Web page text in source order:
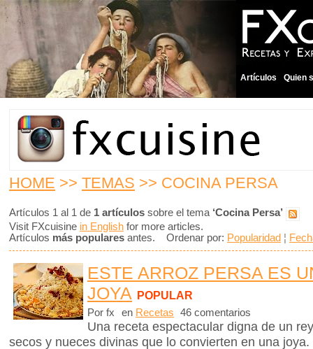
Artículos Quien
HOME >> TEMAS >> COCINA PERSA
Artículos 1 al 1 de 1 artículos sobre el tema ‘Cocina Persa’
Visit FXcuisine in English for more articles.
Artículos más populares antes. Ordenar por: Popularidad ¦
ESTE ARROZ PERSA ES
JOYA POPULAR
Por fx en Recetas 46 comentarios
Una receta espectacular digna de un
secos y nueces divinas que lo convierten en una